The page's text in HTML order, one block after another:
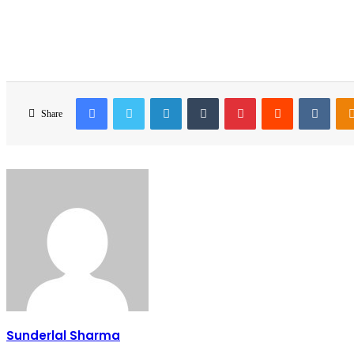
Share
FacebookTwitter LinkedInTumblr PinterestReddit
Sunderlal Sharma